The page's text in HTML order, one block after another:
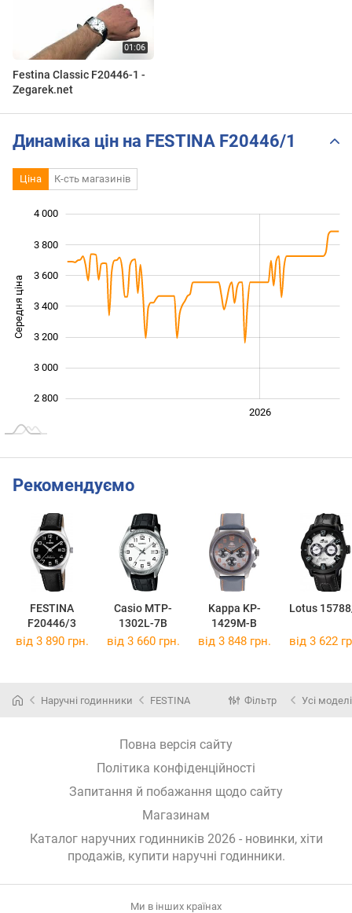
Festina Classic F20446-1 -
Zegarek.net
Динаміка цін на FESTINA F20446/1
Ціна К-сть магазинів
Середня ціна 2 800
2 800
3 000
3 200
3 400
3 600
3 800
4 000
2026
Рекомендуємо
FESTINA
F20446/3
Casio MTP-
1302L-7B
Kappa KP-
1429M-B
Lotus
від 3 890 грн. від 3 660 грн. від 3 848 грн. від 3 622
Наручні годинники FESTINA Фільтр Усі моделі
Повна версія сайту
Політика конфіденційності
Запитання й побажання щодо сайту
Магазинам
Каталог наручних годинників 2026 - новинки, хіти
продажів, купити наручні годинники.
Ми в інших країнах